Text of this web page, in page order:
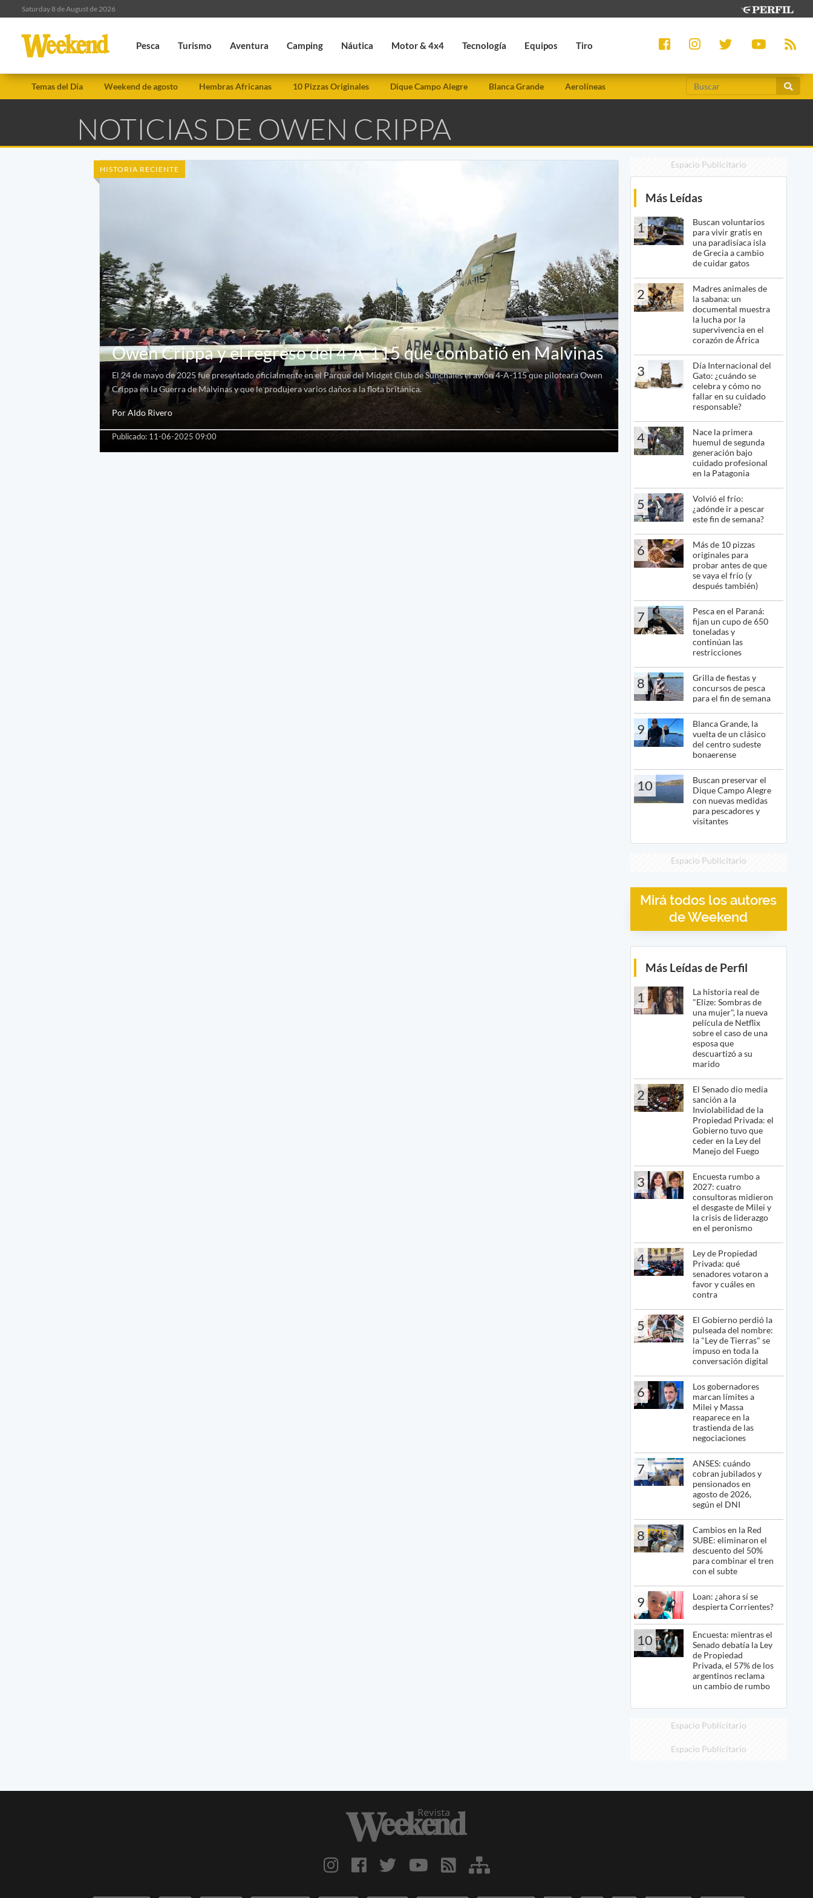
Saturday 8 de August de 2026
Pesca Turismo Aventura Camping Náutica Motor & 4x4 Tecnología Equipos Tiro
Temas del Día Weekend de agosto Hembras Africanas 10 Pizzas Originales Dique Campo Alegre Blanca Grande Aerolíneas
NOTICIAS DE OWEN CRIPPA
HISTORIA RECIENTE
Owen Crippa y el regreso del 4-A-115 que combatió en Malvinas
El 24 de mayo de 2025 fue presentado oficialmente en el Parque del Midget Club de Sunchales el avión 4-A-115 que piloteara Owen
Crippa en la Guerra de Malvinas y que le produjera varios daños a la flota británica.
Por Aldo Rivero
Publicado: 11-06-2025 09:00
Espacio Publicitario
Más Leídas
1
Buscan voluntarios
para vivir gratis en
una paradisíaca isla
de Grecia a cambio
de cuidar gatos
2
Madres animales de
la sabana: un
documental muestra
la lucha por la
supervivencia en el
corazón de África
3
Día Internacional del
Gato: ¿cuándo se
celebra y cómo no
fallar en su cuidado
responsable?
4
Nace la primera
huemul de segunda
generación bajo
cuidado profesional
en la Patagonia
5
Volvió el frío:
¿adónde ir a pescar
este fin de semana?
6
Más de 10 pizzas
originales para
probar antes de que
se vaya el frío (y
después también)
7
Pesca en el Paraná:
fijan un cupo de 650
toneladas y
continúan las
restricciones
8
Grilla de fiestas y
concursos de pesca
para el fin de semana
9
Blanca Grande, la
vuelta de un clásico
del centro sudeste
bonaerense
10
Buscan preservar el
Dique Campo Alegre
con nuevas medidas
para pescadores y
visitantes
Espacio Publicitario
Mirá todos los autores
de Weekend
Más Leídas de Perfil
1
La historia real de
"Elize: Sombras de
una mujer", la nueva
película de Netflix
sobre el caso de una
esposa que
descuartizó a su
marido
2
El Senado dio media
sanción a la
Inviolabilidad de la
Propiedad Privada: el
Gobierno tuvo que
ceder en la Ley del
Manejo del Fuego
3
Encuesta rumbo a
2027: cuatro
consultoras midieron
el desgaste de Milei y
la crisis de liderazgo
en el peronismo
4
Ley de Propiedad
Privada: qué
senadores votaron a
favor y cuáles en
contra
5
El Gobierno perdió la
pulseada del nombre:
la "Ley de Tierras" se
impuso en toda la
conversación digital
6
Los gobernadores
marcan límites a
Milei y Massa
reaparece en la
trastienda de las
negociaciones
7
ANSES: cuándo
cobran jubilados y
pensionados en
agosto de 2026,
según el DNI
8
Cambios en la Red
SUBE: eliminaron el
descuento del 50%
para combinar el tren
con el subte
9
Loan: ¿ahora sí se
despierta Corrientes?
10
Encuesta: mientras el
Senado debatía la Ley
de Propiedad
Privada, el 57% de los
argentinos reclama
un cambio de rumbo
Espacio Publicitario
Espacio Publicitario